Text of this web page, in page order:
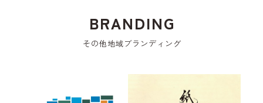
BRANDING
その他地域ブランディング